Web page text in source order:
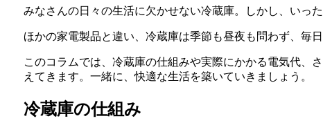
みなさんの日々の生活に欠かせない冷蔵庫。しかし、いっ
ほかの家電製品と違い、冷蔵庫は季節も昼夜も問わず、毎
このコラムでは、冷蔵庫の仕組みや実際にかかる電気代、
えてきます。一緒に、快適な生活を築いていきましょう。
冷蔵庫の仕組み